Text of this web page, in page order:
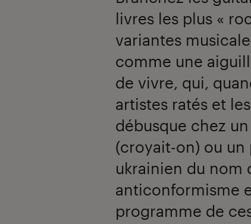
livres les plus «
variantes
comme une
de vivre, qui,
artistes ratés et
débusque chez
(croyait-on) ou
ukrainien du nom
anticonformisme
programme de